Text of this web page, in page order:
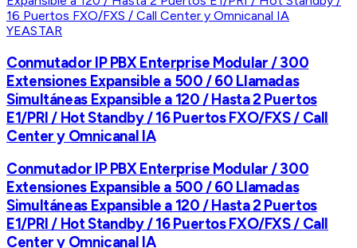
YEASTAR
Conmutador IP PBX Enterprise Modular / 300
Extensiones Expansible a 500 / 60 Llamadas
Simultáneas Expansible a 120 / Hasta 2 Puertos
E1/PRI / Hot Standby / 16 Puertos FXO/FXS / Call
Center y Omnicanal IA
Conmutador IP PBX Enterprise Modular / 300
Extensiones Expansible a 500 / 60 Llamadas
Simultáneas Expansible a 120 / Hasta 2 Puertos
E1/PRI / Hot Standby / 16 Puertos FXO/FXS / Call
Center y Omnicanal IA